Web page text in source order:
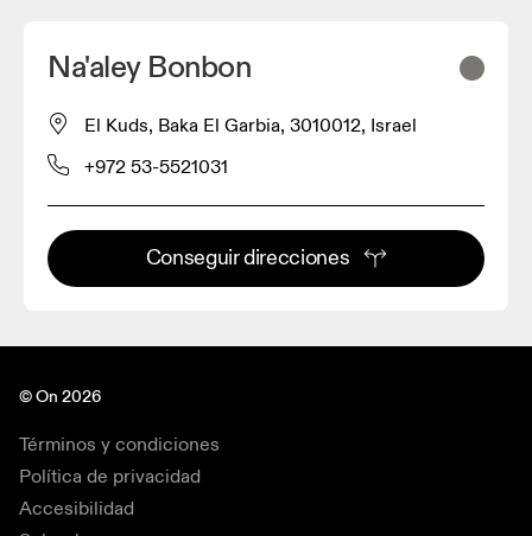
Na'aley Bonbon
El Kuds, Baka El Garbia, 3010012, Israel
+972 53-5521031
Conseguir direcciones
© On 2026
Términos y condiciones
Política de privacidad
Accesibilidad